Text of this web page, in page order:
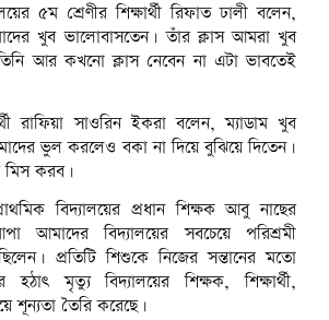
৫ম শ্রেণীর শিক্ষার্থী রিফাত ঢালী বলেন,
খুব ভালোবাসতেন। তাঁর ক্লাস আমরা খুব
আর কখনো ক্লাস নেবেন না এটা ভাবতেই
রাফিয়া সাওরিন ইকরা বলেন, ম্যাডাম খুব
ভুল করলেও বকা না দিয়ে বুঝিয়ে দিতেন।
মিস করব।
বিদ্যালয়ের প্রধান শিক্ষক আবু নাছের
আমাদের বিদ্যালয়ের সবচেয়ে পরিশ্রমী
প্রতিটি শিশুকে নিজের সন্তানের মতো
মৃত্যু বিদ্যালয়ের শিক্ষক, শিক্ষার্থী,
শূন্যতা তৈরি করেছে।